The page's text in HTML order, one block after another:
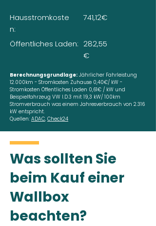
Hausstromkoste
n:
Öffentliches Laden:
741,12€
282,55
€
Berechnungsgrundlage: Jährlicher Fahrleistung
12.000km - Stromkosten Zuhause 0,40€/ kW -
Stromkosten Öffentliches Laden 0,61€ / kW und
Beispielfahrzeug VW I.D.3 mit 19,3 kW/ 100km
Stromverbrauch was einem Jahresverbrauch von 2.316
kW entspricht.
Quellen: ADAC, Check24
Was sollten Sie
beim Kauf einer
Wallbox
beachten?